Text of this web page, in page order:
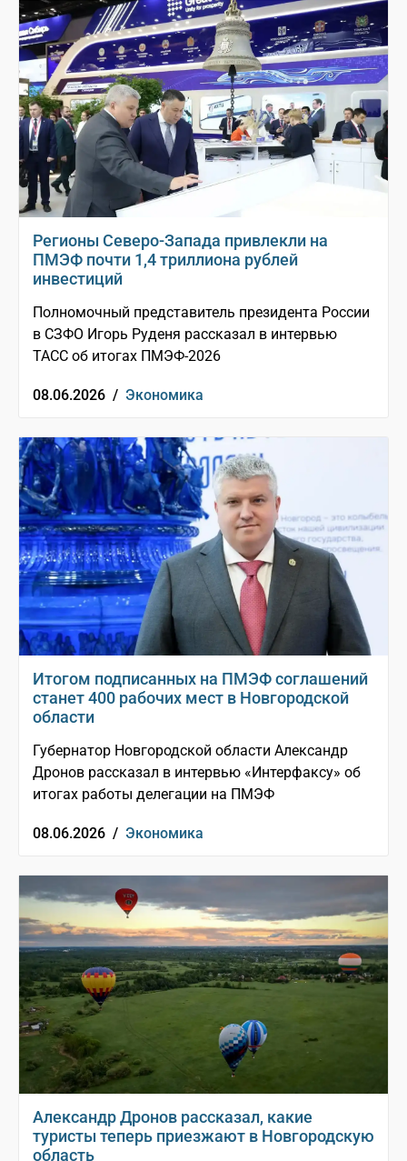
Регионы Северо-Запада привлекли на
ПМЭФ почти 1,4 триллиона рублей
инвестиций
Полномочный представитель президента России
в СЗФО Игорь Руденя рассказал в интервью
ТАСС об итогах ПМЭФ-2026
08.06.2026 / Экономика
Итогом подписанных на ПМЭФ соглашений
станет 400 рабочих мест в Новгородской
области
Губернатор Новгородской области Александр
Дронов рассказал в интервью «Интерфаксу» об
итогах работы делегации на ПМЭФ
08.06.2026 / Экономика
Александр Дронов рассказал, какие
туристы теперь приезжают в Новгородскую
область